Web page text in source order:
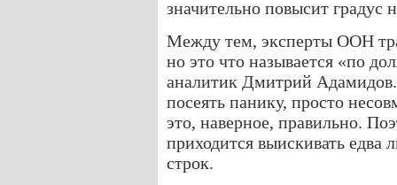
значительно повысит градус
Между тем, эксперты ООН
но это что называется «по
аналитик Дмитрий
посеять панику, просто
это, наверное, правильно.
приходится выискивать едва
строк.